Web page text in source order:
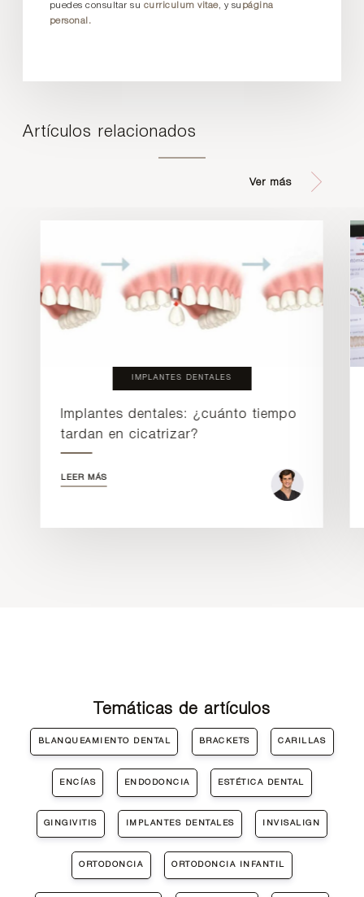
puedes consultar su curriculum vitae, y su página
personal.
Artículos relacionados
Ver más
IMPLANTES DENTALES
Implantes dentales: ¿cuánto tiempo
tardan en cicatrizar?
LEER MÁS
Temáticas de artículos
BLANQUEAMIENTO DENTAL BRACKETS CARILLAS
ENCÍAS ENDODONCIA ESTÉTICA DENTAL
GINGIVITIS IMPLANTES DENTALES INVISALIGN
ORTODONCIA ORTODONCIA INFANTIL